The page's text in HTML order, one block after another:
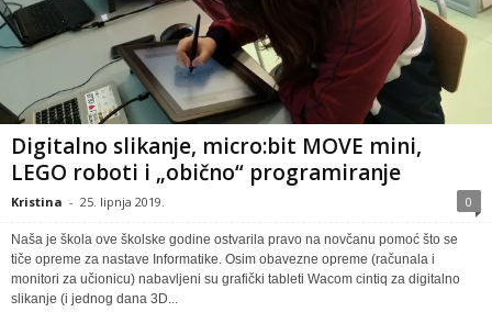
Digitalno slikanje, micro:bit MOVE mini,
LEGO roboti i „obično“ programiranje
Kristina - 25. lipnja 2019. 0
Naša je škola ove školske godine ostvarila pravo na novčanu pomoć što se
tiče opreme za nastave Informatike. Osim obavezne opreme (računala i
monitori za učionicu) nabavljeni su grafički tableti Wacom cintiq za digitalno
slikanje (i jednog dana 3D...